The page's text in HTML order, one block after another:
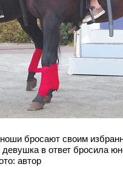
бросают своим
в ответ бросила
автор